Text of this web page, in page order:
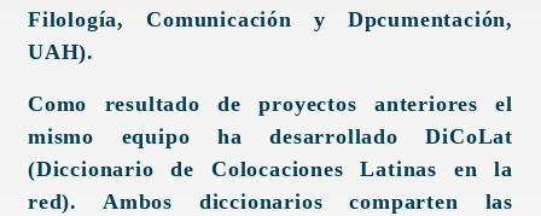
Filología, Comunicación y Dpcumentación,
UAH).
Como resultado de proyectos anteriores el
mismo equipo ha desarrollado DiCoLat
(Diccionario de Colocaciones Latinas en la
red). Ambos diccionarios comparten las